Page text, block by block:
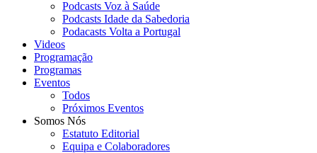
Podcasts Voz à Saúde
Podcasts Idade da Sabedoria
Podacasts Volta a Portugal
Videos
Programação
Programas
Eventos
Todos
Próximos Eventos
Somos Nós
Estatuto Editorial
Equipa e Colaboradores